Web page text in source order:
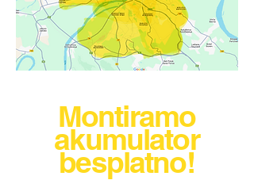
Godina
proizvodnje
vozila
Montiramo
akumulator
besplatno!